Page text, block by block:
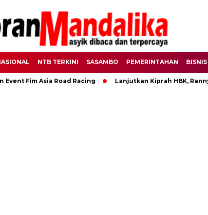
NTB TERKINI SASAMBO PEMERINTAHAN BISNIS
Asia Road Racing Lanjutkan Kiprah HBK, Rannya